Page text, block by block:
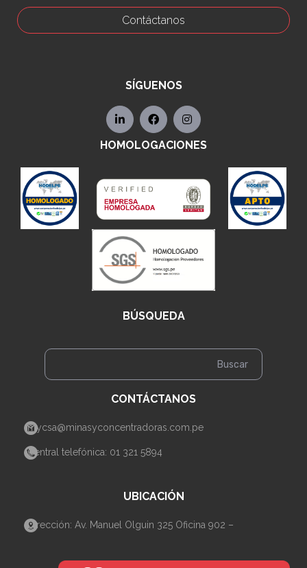
Contáctanos
SÍGUENOS
HOMOLOGACIONES
BÚSQUEDA
CONTÁCTANOS
mycsa@minasyconcentradoras.com.pe
Central telefónica: 01 321 5894
UBICACIÓN
Dirección: Av. Manuel Olguin 325 Oficina 902 –